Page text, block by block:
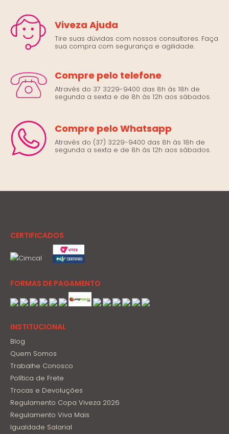
Viveza Ajuda
Tire suas dúvidas com nossos consultores. Faça
sua compra com segurança e agilidade.
Compre pelo telefone
Através do 37 3229-9400 das 8h às 18h de
segunda a sexta e de 8h às 12h aos sábados.
Compre pelo Whatsapp
Através do (37) 3229-9400 das 8h às 18h de
segunda a sexta e de 8h às 12h aos sábados.
CERTIFICADOS
FORMAS DE PAGAMENTO
INSTITUCIONAL
Blog
Quem Somos
Trabalhe Conosco
Política de Frete
Trocas e Devoluções
Regulamento Copa Viveza 2026
Regulamento Viva Mais
Igualdade Salarial